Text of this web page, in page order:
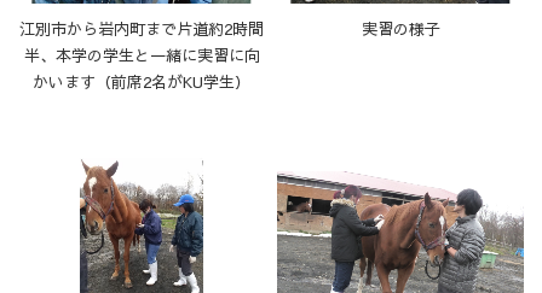
江別市から岩内町まで片道約2時間
半、本学の学生と一緒に実習に向
かいます（前席2名がKU学生）
実習の様子